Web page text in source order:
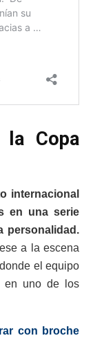
Copa
internacional
en una serie
personalidad.
a la escena
el equipo
en uno de los
con broche